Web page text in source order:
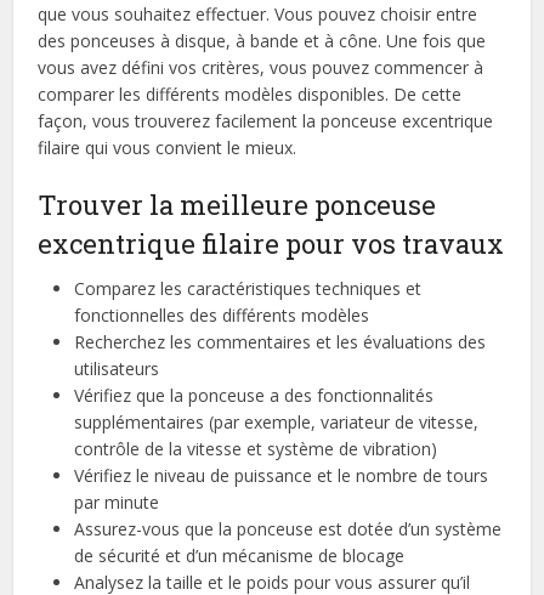
que vous souhaitez effectuer. Vous pouvez choisir entre
des ponceuses à disque, à bande et à cône. Une fois que
vous avez défini vos critères, vous pouvez commencer à
comparer les différents modèles disponibles. De cette
façon, vous trouverez facilement la ponceuse excentrique
filaire qui vous convient le mieux.
Trouver la meilleure ponceuse
excentrique filaire pour vos travaux
Comparez les caractéristiques techniques et
fonctionnelles des différents modèles
Recherchez les commentaires et les évaluations des
utilisateurs
Vérifiez que la ponceuse a des fonctionnalités
supplémentaires (par exemple, variateur de vitesse,
contrôle de la vitesse et système de vibration)
Vérifiez le niveau de puissance et le nombre de tours
par minute
Assurez-vous que la ponceuse est dotée d’un système
de sécurité et d’un mécanisme de blocage
Analysez la taille et le poids pour vous assurer qu’il